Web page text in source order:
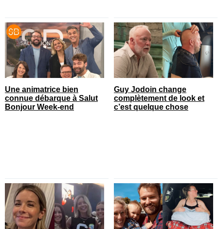
Une animatrice bien
connue débarque à Salut
Bonjour Week-end
Guy Jodoin change
complètement de look et
c’est quelque chose